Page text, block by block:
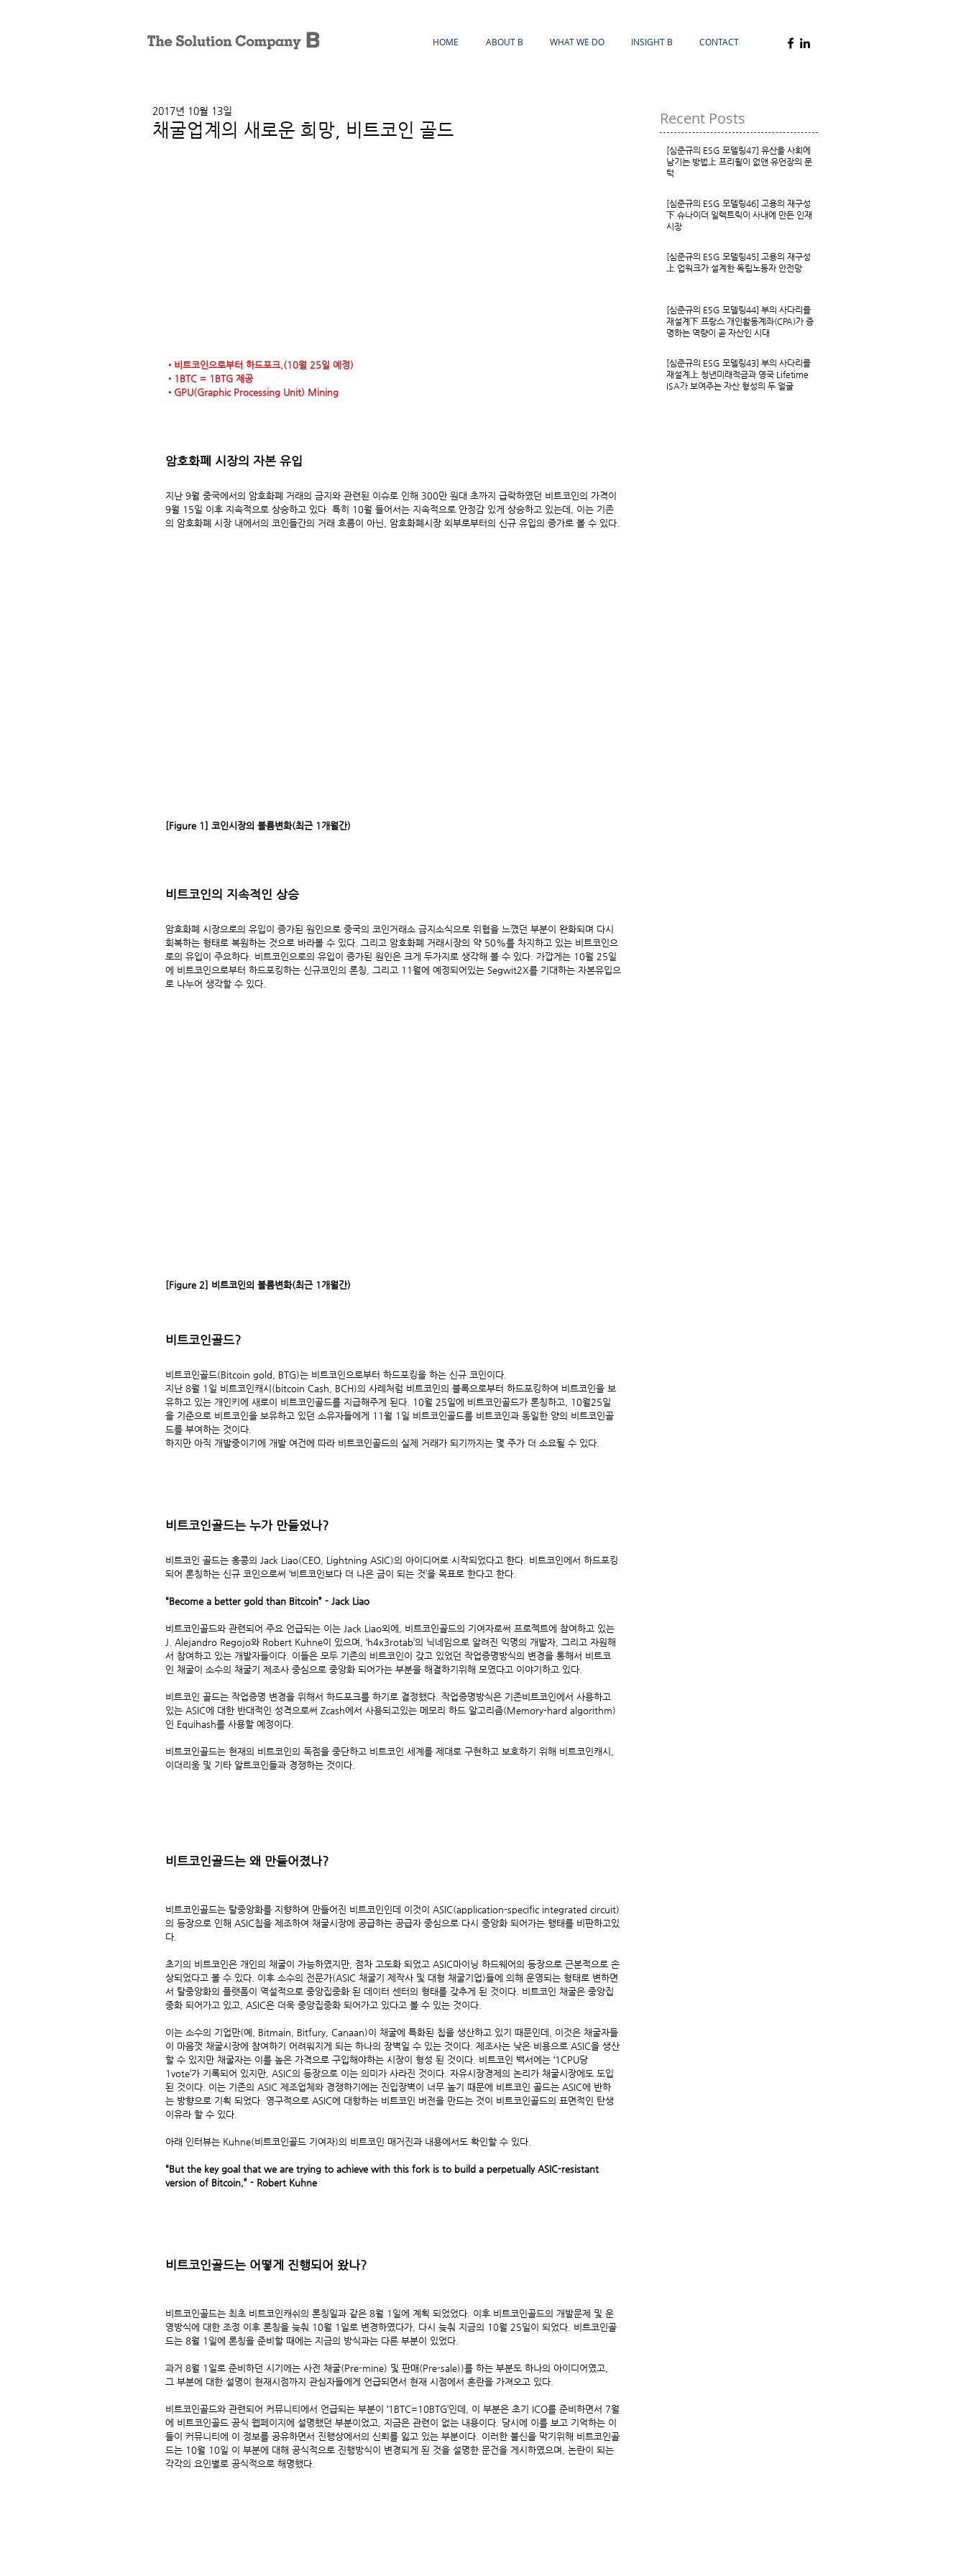
HOME ABOUT B WHAT WE DO INSIGHT B CONTACT
채굴업계의 새로운 희망, 비트코인 골드
2017년 10월 13일
•비트코인으로부터 하드포크,(10월 25일 예정)
•1BTC = 1BTG 제공
•GPU(Graphic Processing Unit) Mining
암호화폐 시장의 자본 유입
지난 9월 중국에서의 암호화폐 거래의 금지와 관련된 이슈로 인해 300만 원대 초까지 급락하였던 비트코인의 가격이
9월 15일 이후 지속적으로 상승하고 있다. 특히 10월 들어서는 지속적으로 안정감 있게 상승하고 있는데, 이는 기존
의 암호화폐 시장 내에서의 코인들간의 거래 흐름이 아닌, 암호화폐시장 외부로부터의 신규 유입의 증가로 볼 수 있다.
[Figure 1] 코인시장의 볼륨변화(최근 1개월간)
비트코인의 지속적인 상승
암호화폐 시장으로의 유입이 증가된 원인으로 중국의 코인거래소 금지소식으로 위협을 느꼈던 부분이 완화되며 다시
회복하는 형태로 복원하는 것으로 바라볼 수 있다. 그리고 암호화폐 거래시장의 약 50%를 차지하고 있는 비트코인으
로의 유입이 주요하다. 비트코인으로의 유입이 증가된 원인은 크게 두가지로 생각해 볼 수 있다. 가깝게는 10월 25일
에 비트코인으로부터 하드포킹하는 신규코인의 론칭, 그리고 11월에 예정되어있는 Segwit2X를 기대하는 자본유입으
로 나누어 생각할 수 있다.
[Figure 2] 비트코인의 볼륨변화(최근 1개월간)
비트코인골드?
비트코인골드(Bitcoin gold, BTG)는 비트코인으로부터 하드포킹을 하는 신규 코인이다.
지난 8월 1일 비트코인캐시(bitcoin Cash, BCH)의 사례처럼 비트코인의 블록으로부터 하드포킹하여 비트코인을 보
유하고 있는 개인키에 새로이 비트코인골드를 지급해주게 된다. 10월 25일에 비트코인골드가 론칭하고, 10월25일
을 기준으로 비트코인을 보유하고 있던 소유자들에게 11월 1일 비트코인골드를 비트코인과 동일한 양의 비트코인골
드를 부여하는 것이다.
하지만 아직 개발중이기에 개발 여건에 따라 비트코인골드의 실제 거래가 되기까지는 몇 주가 더 소요될 수 있다.
비트코인골드는 누가 만들었나?
비트코인 골드는 홍콩의 Jack Liao(CEO, Lightning ASIC)의 아이디어로 시작되었다고 한다. 비트코인에서 하드포킹
되어 론칭하는 신규 코인으로써 ‘비트코인보다 더 나은 금이 되는 것’을 목표로 한다고 한다.
“Become a better gold than Bitcoin” - Jack Liao
비트코인골드와 관련되어 주요 언급되는 이는 Jack Liao외에, 비트코인골드의 기여자로써 프로젝트에 참여하고 있는
J. Alejandro Regojo와 Robert Kuhne이 있으며, ‘h4x3rotab’의 닉네임으로 알려진 익명의 개발자, 그리고 자원해
서 참여하고 있는 개발자들이다. 이들은 모두 기존의 비트코인이 갖고 있었던 작업증명방식의 변경을 통해서 비트코
인 채굴이 소수의 채굴기 제조사 중심으로 중앙화 되어가는 부분을 해결하기위해 모였다고 이야기하고 있다.
비트코인 골드는 작업증명 변경을 위해서 하드포크를 하기로 결정했다. 작업증명방식은 기존비트코인에서 사용하고
있는 ASIC에 대한 반대적인 성격으로써 Zcash에서 사용되고있는 메모리 하드 알고리즘(Memory-hard algorithm)
인 Equihash를 사용할 예정이다.
비트코인골드는 현재의 비트코인의 독점을 중단하고 비트코인 세계를 제대로 구현하고 보호하기 위해 비트코인캐시,
이더리움 및 기타 알트코인들과 경쟁하는 것이다.
비트코인골드는 왜 만들어졌나?
비트코인골드는 탈중앙화를 지향하여 만들어진 비트코인인데 이것이 ASIC(application-specific integrated circuit)
의 등장으로 인해 ASIC칩을 제조하여 채굴시장에 공급하는 공급자 중심으로 다시 중앙화 되어가는 행태를 비판하고있
다.
초기의 비트코인은 개인의 채굴이 가능하였지만, 점차 고도화 되었고 ASIC마이닝 하드웨어의 등장으로 근본적으로 손
상되었다고 볼 수 있다. 이후 소수의 전문가(ASIC 채굴기 제작사 및 대형 채굴기업)들에 의해 운영되는 형태로 변하면
서 탈중앙화의 플랫폼이 역설적으로 중앙집중화 된 데이터 센터의 형태를 갖추게 된 것이다. 비트코인 채굴은 중앙집
중화 되어가고 있고, ASIC은 더욱 중앙집중화 되어가고 있다고 볼 수 있는 것이다.
이는 소수의 기업만(예, Bitmain, Bitfury, Canaan)이 채굴에 특화된 칩을 생산하고 있기 때문인데, 이것은 채굴자들
이 마음껏 채굴시장에 참여하기 어려워지게 되는 하나의 장벽일 수 있는 것이다. 제조사는 낮은 비용으로 ASIC을 생산
할 수 있지만 채굴자는 이를 높은 가격으로 구입해야하는 시장이 형성 된 것이다. 비트코인 백서에는 ‘1CPU당
1vote’가 기록되어 있지만, ASIC의 등장으로 이는 의미가 사라진 것이다. 자유시장경제의 논리가 채굴시장에도 도입
된 것이다. 이는 기존의 ASIC 제조업체와 경쟁하기에는 진입장벽이 너무 높기 때문에 비트코인 골드는 ASIC에 반하
는 방향으로 기획 되었다. 영구적으로 ASIC에 대항하는 비트코인 버전을 만드는 것이 비트코인골드의 표면적인 탄생
이유라 할 수 있다.
아래 인터뷰는 Kuhne(비트코인골드 기여자)의 비트코인 매거진과 내용에서도 확인할 수 있다.
“But the key goal that we are trying to achieve with this fork is to build a perpetually ASIC-resistant
version of Bitcoin,” - Robert Kuhne
비트코인골드는 어떻게 진행되어 왔나?
비트코인골드는 최초 비트코인캐쉬의 론칭일과 같은 8월 1일에 계획 되었었다. 이후 비트코인골드의 개발문제 및 운
영방식에 대한 조정 이후 론칭을 늦춰 10월 1일로 변경하였다가, 다시 늦춰 지금의 10월 25일이 되었다. 비트코인골
드는 8월 1일에 론칭을 준비할 때에는 지금의 방식과는 다른 부분이 있었다.
과거 8월 1일로 준비하던 시기에는 사전 채굴(Pre-mine) 및 판매(Pre-sale))를 하는 부분도 하나의 아이디어였고,
그 부분에 대한 설명이 현재시점까지 관심자들에게 언급되면서 현재 시점에서 혼란을 가져오고 있다.
비트코인골드와 관련되어 커뮤니티에서 언급되는 부분이 ‘1BTC=10BTG’인데, 이 부분은 초기 ICO를 준비하면서 7월
에 비트코인골드 공식 웹페이지에 설명했던 부분이었고, 지금은 관련이 없는 내용이다. 당시에 이를 보고 기억하는 이
들이 커뮤니티에 이 정보를 공유하면서 진행상에서의 신뢰를 잃고 있는 부분이다. 이러한 불신을 막기위해 비트코인골
드는 10월 10일 이 부분에 대해 공식적으로 진행방식이 변경되게 된 것을 설명한 문건을 게시하였으며, 논란이 되는
각각의 요인별로 공식적으로 해명했다.
Recent Posts
[심준규의 ESG 모델링47] 유산을 사회에
남기는 방법上 프리윌이 없앤 유언장의 문
턱
[심준규의 ESG 모델링46] 고용의 재구성
下 슈나이더 일렉트릭이 사내에 만든 인재
시장
[심준규의 ESG 모델링45] 고용의 재구성
上 업워크가 설계한 독립노동자 안전망
[심준규의 ESG 모델링44] 부의 사다리를
재설계下 프랑스 개인활동계좌(CPA)가 증
명하는 역량이 곧 자산인 시대
[심준규의 ESG 모델링43] 부의 사다리를
재설계上 청년미래적금과 영국 Lifetime
ISA가 보여주는 자산 형성의 두 얼굴